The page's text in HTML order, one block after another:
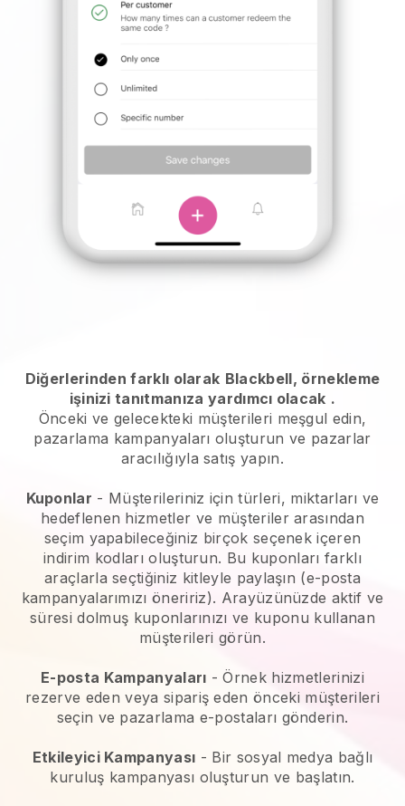
Diğerlerinden farklı olarak Blackbell, örnekleme
işinizi tanıtmanıza yardımcı olacak .
Önceki ve gelecekteki müşterileri meşgul edin,
pazarlama kampanyaları oluşturun ve pazarlar
aracılığıyla satış yapın.
Kuponlar - Müşterileriniz için türleri, miktarları ve
hedeflenen hizmetler ve müşteriler arasından
seçim yapabileceğiniz birçok seçenek içeren
indirim kodları oluşturun. Bu kuponları farklı
araçlarla seçtiğiniz kitleyle paylaşın (e-posta
kampanyalarımızı öneririz). Arayüzünüzde aktif ve
süresi dolmuş kuponlarınızı ve kuponu kullanan
müşterileri görün.
E-posta Kampanyaları -Örnek hizmetlerinizi
rezerve eden veya sipariş eden önceki müşterileri
seçin ve pazarlama e-postaları gönderin.
Etkileyici Kampanyası - Bir sosyal medya bağlı
kuruluş kampanyası oluşturun ve başlatın.